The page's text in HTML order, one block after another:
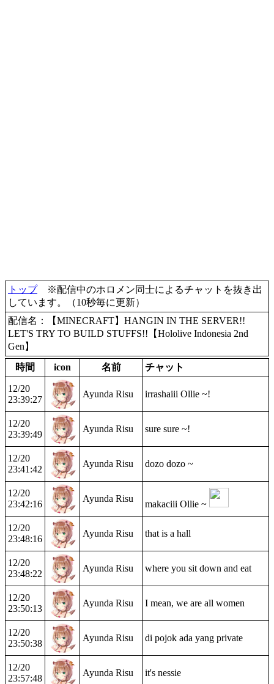
トップ※配信中のホロメン同士によるチャットを抜き出
しています。（10秒毎に更新）
配信名：【MINECRAFT】HANGIN IN THE SERVER!!
LET'S TRY TO BUILD STUFFS!!【Hololive Indonesia 2nd
Gen】
時間
icon 名前 チャット
12/20
23:39:27
Ayunda Risu irrashaiii Ollie ~!
12/20
23:39:49
Ayunda Risu sure sure ~!
12/20
23:41:42
Ayunda Risu dozo dozo ~
12/20
23:42:16
Ayunda Risu
makaciii Ollie ~
12/20
23:48:16
Ayunda Risu that is a hall
12/20
23:48:22
Ayunda Risu where you sit down and eat
12/20
23:50:13
Ayunda Risu I mean, we are all women
12/20
23:50:38
Ayunda Risu di pojok ada yang private
12/20
23:57:48
Ayunda Risu it's nessie